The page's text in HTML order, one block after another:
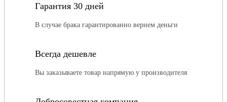
Гарантия 30 дней
В случае брака гарантированно вернем деньги
Всегда дешевле
Вы заказываете товар напрямую у производителя